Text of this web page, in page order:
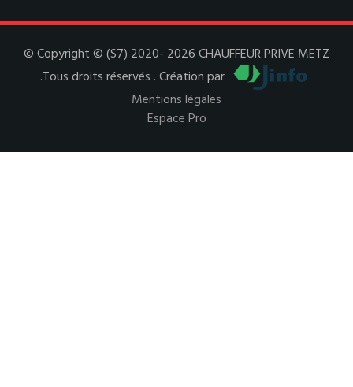
© Copyright © (S7) 2020- 2026 CHAUFFEUR PRIVE METZ
.Tous droits réservés . Création par
Mentions légales
Espace Pro